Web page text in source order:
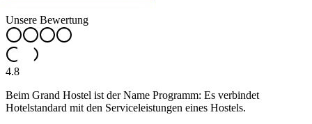
Unsere Bewertung
4.8
Beim Grand Hostel ist der Name Programm: Es verbindet
Hotelstandard mit den Serviceleistungen eines Hostels.